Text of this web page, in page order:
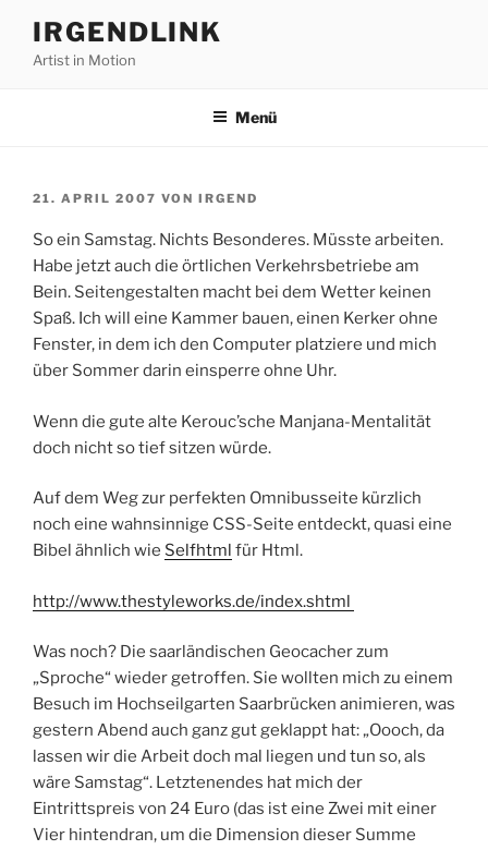
Inhalt
springen
IRGENDLINK
Artist in Motion
Menü
VERÖFFENTLICHT
21. APRIL 2007 VON IRGEND
So ein Samstag. Nichts Besonderes. Müsste arbeiten.
Habe jetzt auch die örtlichen Verkehrsbetriebe am
Bein. Seitengestalten macht bei dem Wetter keinen
Spaß. Ich will eine Kammer bauen, einen Kerker ohne
Fenster, in dem ich den Computer platziere und mich
über Sommer darin einsperre ohne Uhr.
Wenn die gute alte Kerouc’sche Manjana-Mentalität
doch nicht so tief sitzen würde.
Auf dem Weg zur perfekten Omnibusseite kürzlich
noch eine wahnsinnige CSS-Seite entdeckt, quasi eine
Bibel ähnlich wie Selfhtml für Html.
http://www.thestyleworks.de/index.shtml
Was noch? Die saarländischen Geocacher zum
„Sproche“ wieder getroffen. Sie wollten mich zu einem
Besuch im Hochseilgarten Saarbrücken animieren, was
gestern Abend auch ganz gut geklappt hat: „Oooch, da
lassen wir die Arbeit doch mal liegen und tun so, als
wäre Samstag“. Letztenendes hat mich der
Eintrittspreis von 24 Euro (das ist eine Zwei mit einer
Vier hintendran, um die Dimension dieser Summe